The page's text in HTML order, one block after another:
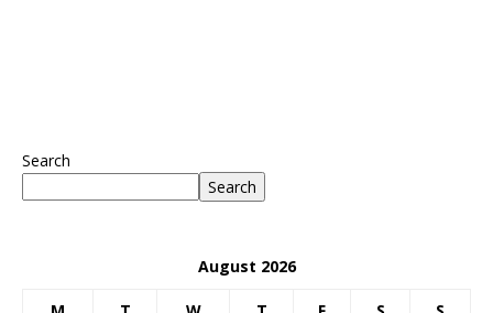
Search
Search
August 2026